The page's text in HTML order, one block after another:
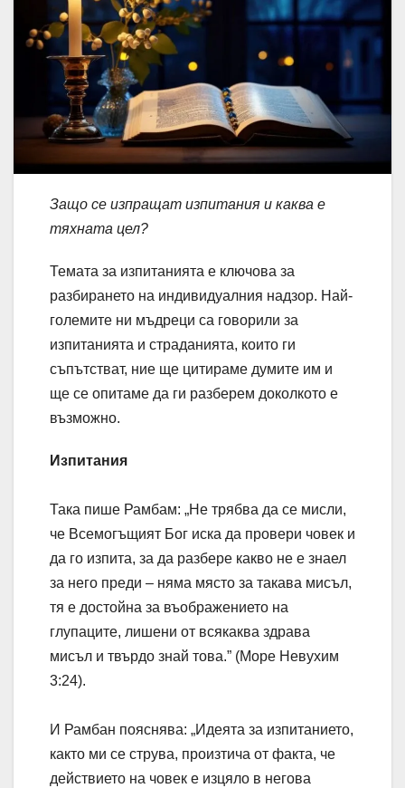
Защо се изпращат изпитания и каква е
тяхната цел?
Темата за изпитанията е ключова за
разбирането на индивидуалния надзор. Най-
големите ни мъдреци са говорили за
изпитанията и страданията, които ги
съпътстват, ние ще цитираме думите им и
ще се опитаме да ги разберем доколкото е
възможно.
Изпитания
Така пише Рамбам: „Не трябва да се мисли,
че Всемогъщият Бог иска да провери човек и
да го изпита, за да разбере какво не е знаел
за него преди – няма място за такава мисъл,
тя е достойна за въображението на
глупаците, лишени от всякаква здрава
мисъл и твърдо знай това.” (Море Невухим
3:24).
И Рамбан пояснява: „Идеята за изпитанието,
както ми се струва, произтича от факта, че
действието на човек е изцяло в негова